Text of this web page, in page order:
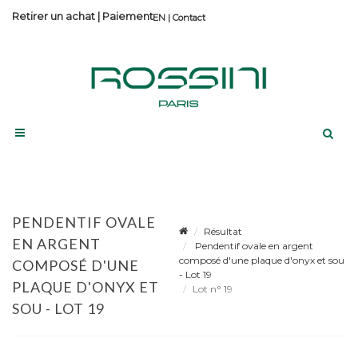
Contact
Retirer un achat | Paiement
PENDENTIF OVALE
EN ARGENT
COMPOSÉ D'UNE
PLAQUE D'ONYX ET
SOU - LOT 19
Résultat
Pendentif ovale en argent
composé d'une plaque d'onyx et sou
- Lot 19
Lot n° 19